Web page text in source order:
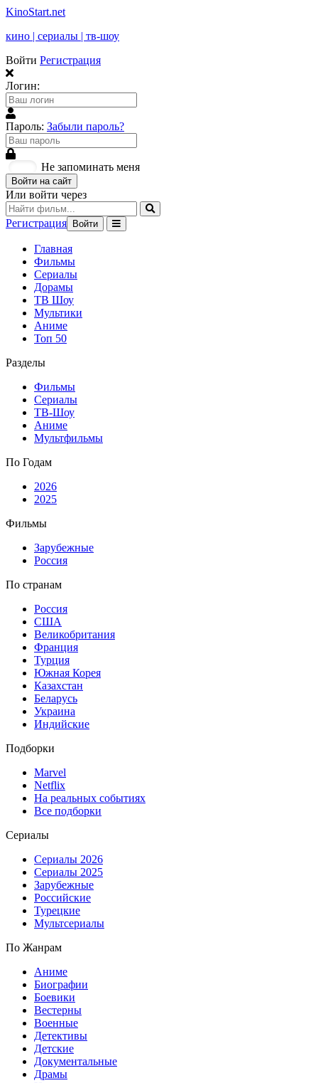
KinoStart.net
кино | сериалы | тв-шоу
Войти Регистрация
Логин:
Пароль: Забыли пароль?
Не запоминать меня
Войти на сайт
Или войти через
Регистрация Войти
Главная
Фильмы
Сериалы
Дорамы
ТВ Шоу
Мультики
Аниме
Топ 50
Разделы
Фильмы
Сериалы
ТВ-Шоу
Аниме
Мультфильмы
По Годам
2026
2025
Фильмы
Зарубежные
Россия
По странам
Россия
США
Великобритания
Франция
Турция
Южная Корея
Казахстан
Беларусь
Украина
Индийские
Подборки
Marvel
Netflix
На реальных событиях
Все подборки
Сериалы
Сериалы 2026
Сериалы 2025
Зарубежные
Российские
Турецкие
Мультсериалы
По Жанрам
Аниме
Биографии
Боевики
Вестерны
Военные
Детективы
Детские
Документальные
Драмы